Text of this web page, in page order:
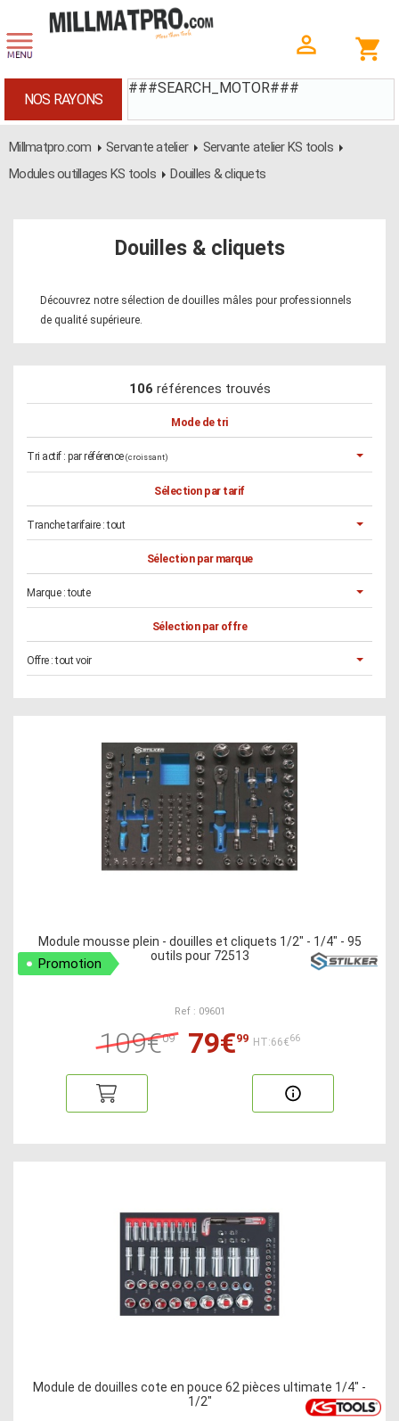
###SEARCH_MOTOR###
NOS RAYONS
Millmatpro.com Servante atelier
Servante atelier KS tools
Modules outillages KS tools
Douilles & cliquets
Douilles & cliquets
Découvrez notre sélection de douilles mâles pour professionnels
de qualité supérieure.
106 références trouvés
Mode de tri
Tri actif : par référence (croissant)
Sélection par tarif
Tranche tarifaire :tout
Sélection par marque
Marque :toute
Sélection par offre
Offre :tout voir
Module mousse plein - douilles et cliquets 1/2" - 1/4" - 95
outils pour 72513
Promotion
Ref : 09601
109€09 79€99 HT:66€66
Module de douilles cote en pouce 62 pièces ultimate 1/4" -
1/2"